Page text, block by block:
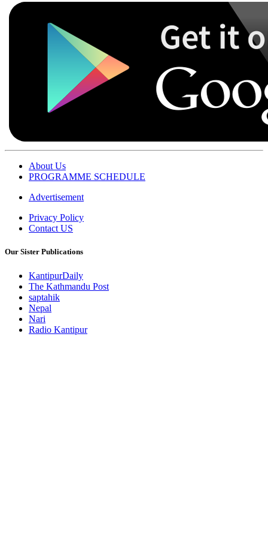
About Us
PROGRAMME SCHEDULE
Advertisement
Privacy Policy
Contact US
Our Sister Publications
KantipurDaily
The Kathmandu Post
saptahik
Nepal
Nari
Radio Kantipur